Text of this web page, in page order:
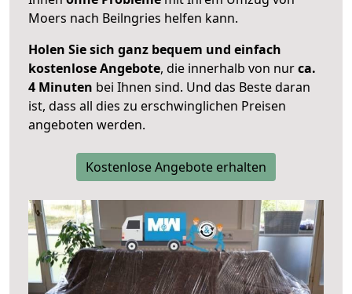
Moers nach Beilngries helfen kann.
Holen Sie sich ganz bequem und einfach
kostenlose Angebote, die innerhalb von nurca.
4 Minuten bei Ihnen sind. Und das Beste daran
ist, dass all dies zu erschwinglichen Preisen
angeboten werden.
Kostenlose Angebote erhalten